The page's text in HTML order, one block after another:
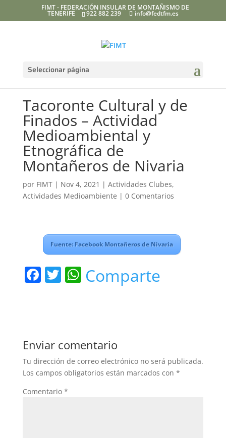
FIMT - FEDERACIÓN INSULAR DE MONTAÑISMO DE
TENERIFE 922 882 239 info@fedtfm.es
Seleccionar página
Tacoronte Cultural y de
Finados – Actividad
Medioambiental y
Etnográfica de
Montañeros de Nivaria
por FIMT| Nov 4, 2021 | Actividades Clubes,
Actividades Medioambiente | 0 Comentarios
Fuente: Facebook Montañeros de Nivaria
F
b
o
o
k
T W
A
p
p
Comparte
Enviar comentario
Tu dirección de correo electrónico no será publicada.
Los campos obligatorios están marcados con *
Comentario *